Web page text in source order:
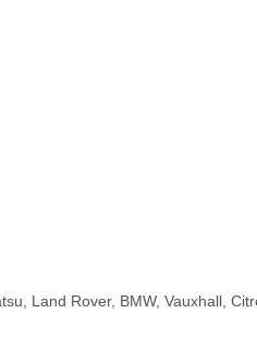
Land Rover, BMW, Vauxhall,